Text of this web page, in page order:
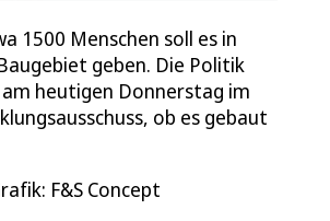
1500 Menschen soll es in
geben. Die Politik
heutigen Donnerstag im
ob es gebaut
F&S Concept